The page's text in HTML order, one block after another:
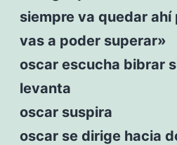
siempre va quedar
vas a poder superar»
oscar escucha bibrar
levanta
oscar suspira
oscar se dirige hacia